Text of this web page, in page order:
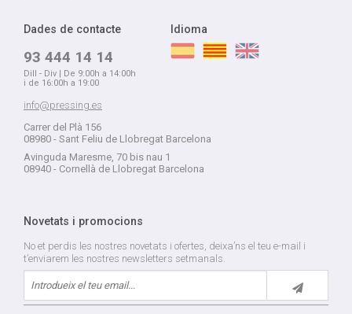
Dades de contacte
93 444 14 14
Dill - Div | De 9:00h a 14:00h
i de 16:00h a 19:00
info@pressing.es
Carrer del Plà 156
08980 - Sant Feliu de Llobregat Barcelona
Avinguda Maresme, 70 bis nau 1
08940 - Cornellà de Llobregat Barcelona
Idioma
Novetats i promocions
No et perdis les nostres novetats i ofertes, deixa’ns el teu e-mail i
t’enviarem les nostres newsletters setmanals.